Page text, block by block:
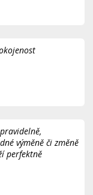
výměně či změně
perfektně